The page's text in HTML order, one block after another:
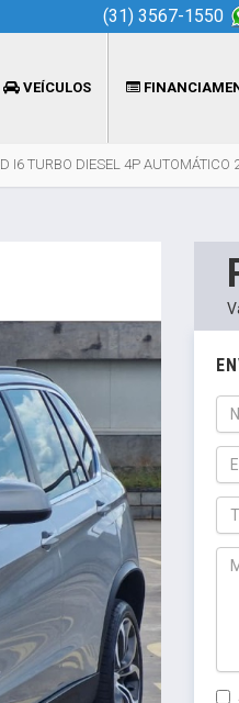
(31) 3567-1550
VEÍCULOS
I6 TURBO DIESEL 4P AUTOMÁTICO